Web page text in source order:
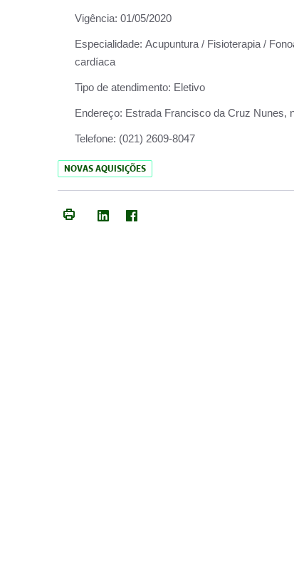
Vigência: 01/05/2020
Especialidade: Acupuntura / Fisioterapia /
cardíaca
Tipo de atendimento: Eletivo
Endereço: Estrada Francisco da Cruz Nunes,
Telefone: (021) 2609-8047
NOVAS AQUISIÇÕES